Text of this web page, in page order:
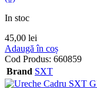
In stoc
45,00 lei
Adaugă în coș
Cod Produs: 660859
Brand SXT